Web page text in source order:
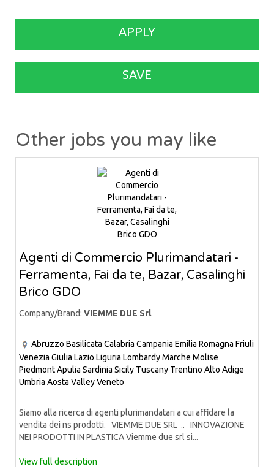
APPLY
SAVE
Other jobs you may like
Agenti di Commercio Plurimandatari -
Ferramenta, Fai da te, Bazar, Casalinghi
Brico GDO
Company/Brand: VIEMME DUE Srl
Abruzzo Basilicata Calabria Campania Emilia Romagna Friuli
Venezia Giulia Lazio Liguria LombardyMarche Molise
PiedmontApulia Sardinia Sicily Tuscany Trentino Alto Adige
Umbria Aosta ValleyVeneto
Siamo alla ricerca di agenti plurimandatari a cui affidare la
vendita dei ns prodotti. VIEMME DUE SRL .. INNOVAZIONE
NEI PRODOTTI IN PLASTICA Viemme due srl si...
View full description